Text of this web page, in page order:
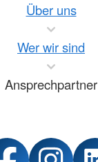
Über uns
Wer wir sind
Ansprechpartner